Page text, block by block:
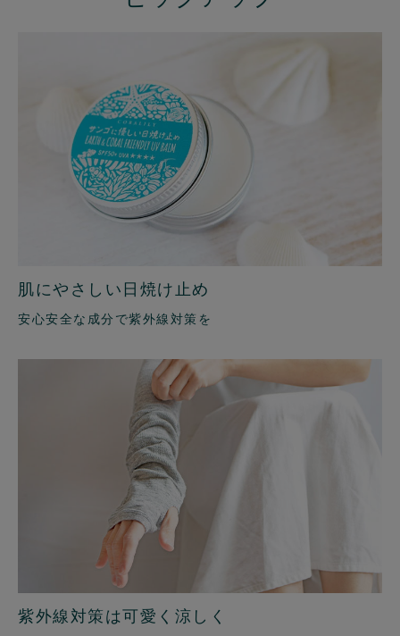
肌にやさしい日焼け止め
安心安全な成分で紫外線対策を
紫外線対策は可愛く涼しく